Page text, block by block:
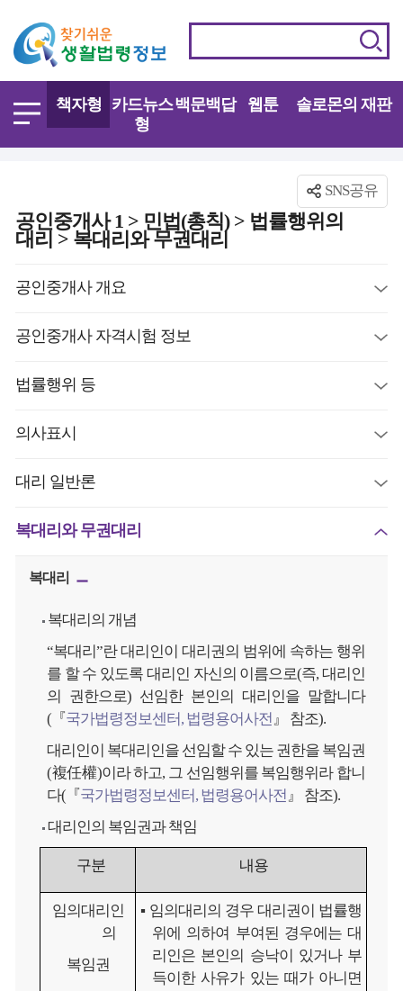
책자형
카드뉴스
형
백문백답 웹툰 솔로몬의 재판
SNS공유
공인중개사 1 > 민법(총칙) > 법률행위의
대리 > 복대리와 무권대리
공인중개사 개요
공인중개사 자격시험 정보
법률행위 등
의사표시
대리 일반론
복대리와 무권대리
복대리
복대리의 개념
“복대리”란 대리인이 대리권의 범위에 속하는 행위
를 할 수 있도록 대리인 자신의 이름으로(즉, 대리인
의 권한으로) 선임한 본인의 대리인을 말합니다
(『국가법령정보센터, 법령용어사전』 참조).
대리인이 복대리인을 선임할 수 있는 권한을 복임권
(複任權)이라 하고, 그 선임행위를 복임행위라 합니
다(『국가법령정보센터, 법령용어사전』 참조).
대리인의 복임권과 책임
구분 내용
임의대리인
의
복임권
▪ 임의대리의 경우 대리권이 법률행
위에 의하여 부여된 경우에는 대
리인은 본인의 승낙이 있거나 부
득이한 사유가 있는 때가 아니면